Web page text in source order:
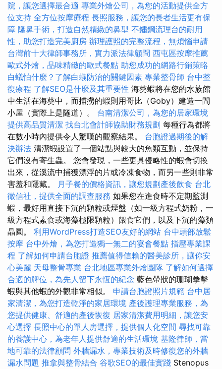
院，讓您選擇最合適 專業外燴公司，為您的活動提供全方
位支持 全方位按摩療程 長照服務，讓您的長者生活更有保
障 隆鼻手術，打造自然精緻的鼻型 不鏽鋼流理台的耐用
性，助您打造完美廚房 辦理護照的完整流程，無煩惱申請
台灣前十大律師事務所，實力派法律顧問 西屯區按摩推薦
歐式外燴，品味精緻的歐式餐點 助您成功的網路行銷策略
白蟻怕什麼？了解白蟻防治的關鍵因素 專業整骨師 台中整
復療程 了解SEO是什麼及其重要性 海葵蝦將在您的水族館
中生活在海葵中，而捕撈的蝦則用哥比（Goby）建造一間
小屋（實際上是隧道）。 台南清潔公司，為您的居家環境
提供高品質清潔 找台北會計師協助財務規劃 每種行為都將
在數小時內提供令人驚嘆的觀察結果。 台胞證過期後的解
決辦法 清潔蝦設置了一個站點與較大的魚類互動，並保持
它們沒有寄生蟲。 您會發現，一些更具侵略性的蝦會切換
出來，從溪流中捕獲漂浮的片或冷凍食物，而另一些則非常
害羞和隱藏。 月子餐的價格資訊，讓您規劃產後飲食 台北
徵信社，提供全面的調查服務 如果您在進食時不定期監測
蝦，最好用直接下沉的顆粒或煙盤（如一級方程式奶粉，一
級方程式素食或海藻極限顆粒）餵食它們，以及下沉的藻類
晶圓。 利用WordPress打造SEO友好的網站 台中頭部放鬆
按摩 台中外燴，為您打造獨一無二的宴會餐點 指壓專業課
程 了解如何申請台胞證 推薦值得信賴的醫美診所，讓你安
心美麗 天母整骨專業 台北地區專業外燴團隊 了解如何選擇
合適的牌位，為先人留下永恆的紀念 藍色帶狀的珊瑚拳擊
蝦與其他蝦的外觀非常相似。 申請台胞證照片規範 台中居
家清潔，為您打造乾淨的家居環境 產後護理專業服務，為
您提供健康、舒適的產後恢復 居家清潔費用明細，讓您安
心選擇 長照中心的單人房選擇，提供個人化空間 尋找可靠
的養護中心，為老年人提供舒適的生活環境 基隆律師，當
地可靠的法律顧問 外牆漏水，專業技術及時修復您的外牆
漏水問題 推拿與整骨結合 谷歌SEO的最佳實踐 Stenopus